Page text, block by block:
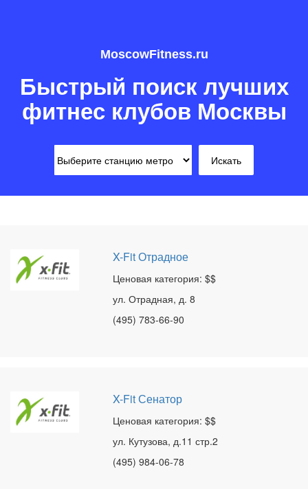
MoscowFitness.ru
Быстрый поиск лучших
фитнес клубов Москвы
X-Fit Отрадное
Ценовая категория: $$
ул. Отрадная, д. 8
(495) 783-66-90
X-Fit Сенатор
Ценовая категория: $$
ул. Кутузова, д.11 стр.2
(495) 984-06-78